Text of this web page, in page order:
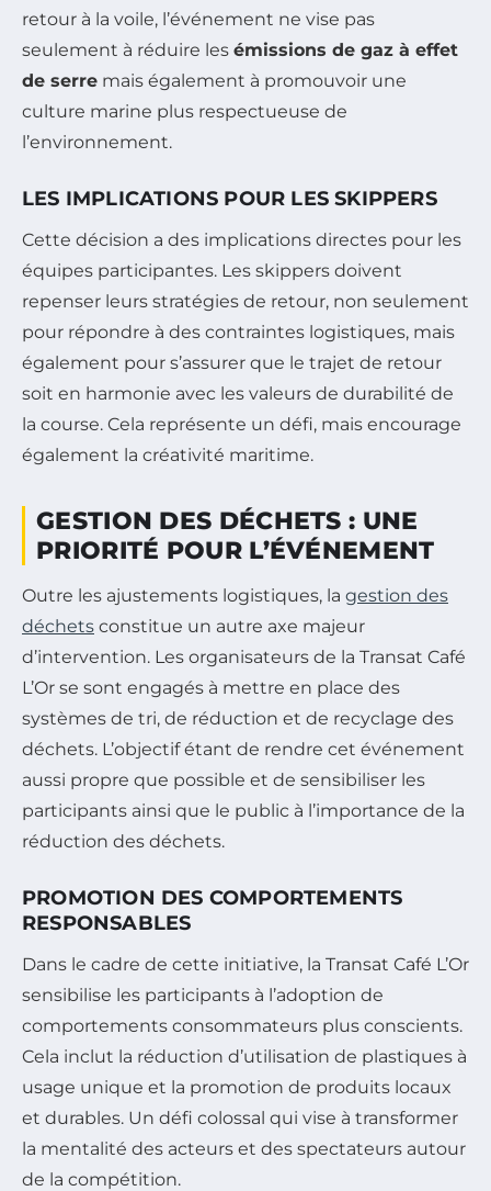
retour à la voile, l’événement ne vise pas
seulement à réduire les émissions de gaz à effet
de serre mais également à promouvoir une
culture marine plus respectueuse de
l’environnement.
LES IMPLICATIONS POUR LES SKIPPERS
Cette décision a des implications directes pour les
équipes participantes. Les skippers doivent
repenser leurs stratégies de retour, non seulement
pour répondre à des contraintes logistiques, mais
également pour s’assurer que le trajet de retour
soit en harmonie avec les valeurs de durabilité de
la course. Cela représente un défi, mais encourage
également la créativité maritime.
GESTION DES DÉCHETS : UNE
PRIORITÉ POUR L’ÉVÉNEMENT
Outre les ajustements logistiques, la gestion des
déchets constitue un autre axe majeur
d’intervention. Les organisateurs de la Transat Café
L’Or se sont engagés à mettre en place des
systèmes de tri, de réduction et de recyclage des
déchets. L’objectif étant de rendre cet événement
aussi propre que possible et de sensibiliser les
participants ainsi que le public à l’importance de la
réduction des déchets.
PROMOTION DES COMPORTEMENTS
RESPONSABLES
Dans le cadre de cette initiative, la Transat Café L’Or
sensibilise les participants à l’adoption de
comportements consommateurs plus conscients.
Cela inclut la réduction d’utilisation de plastiques à
usage unique et la promotion de produits locaux
et durables. Un défi colossal qui vise à transformer
la mentalité des acteurs et des spectateurs autour
de la compétition.